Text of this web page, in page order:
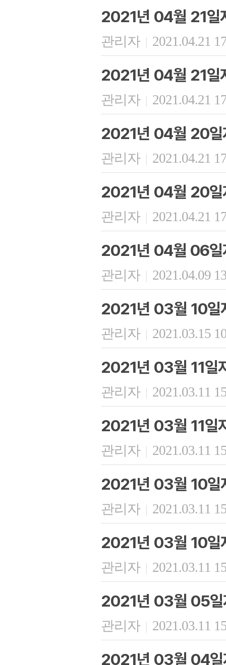
2021년 04월 21일
관리자 | 2021.04.21
2021년 04월 21일
관리자 | 2021.04.21
2021년 04월 20일
관리자 | 2021.04.21
2021년 04월 20일
관리자 | 2021.04.21
2021년 04월 06일
관리자 | 2021.04.09
2021년 03월 10일
관리자 | 2021.03.15
2021년 03월 11일
관리자 | 2021.03.11
2021년 03월 11일
관리자 | 2021.03.11
2021년 03월 10일
관리자 | 2021.03.11
2021년 03월 10일
관리자 | 2021.03.11
2021년 03월 05일
관리자 | 2021.03.11
2021년 03월 04일